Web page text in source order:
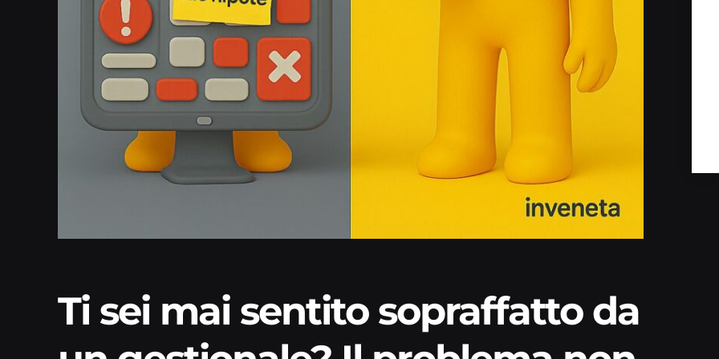
Ti sei mai sentito sopraffatto da